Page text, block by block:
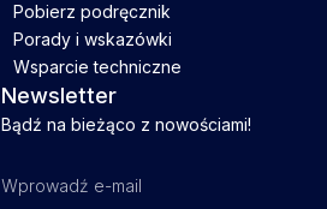
Pobierz podręcznik
Porady i wskazówki
Wsparcie techniczne
Newsletter
Bądź na bieżąco z nowościami!